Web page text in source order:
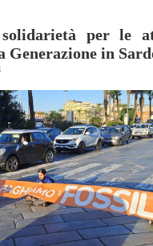
per le
in